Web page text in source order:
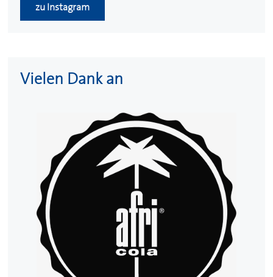
zu Instagram
Vielen Dank an